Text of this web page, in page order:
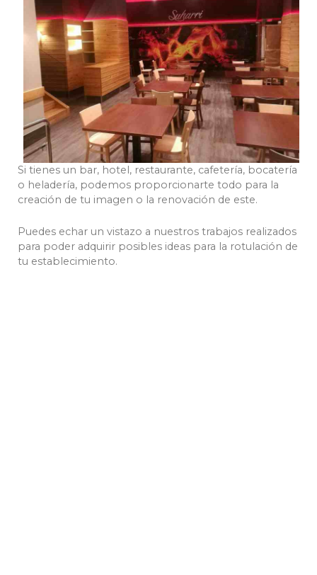
Si tienes un bar, hotel, restaurante, cafetería, bocatería
o heladería, podemos proporcionarte todo para la
creación de tu imagen o la renovación de este.
Puedes echar un vistazo a nuestros trabajos realizados
para poder adquirir posibles ideas para la rotulación de
tu establecimiento.